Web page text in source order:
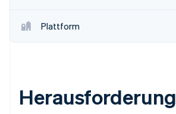
Plattform
Herausforderung